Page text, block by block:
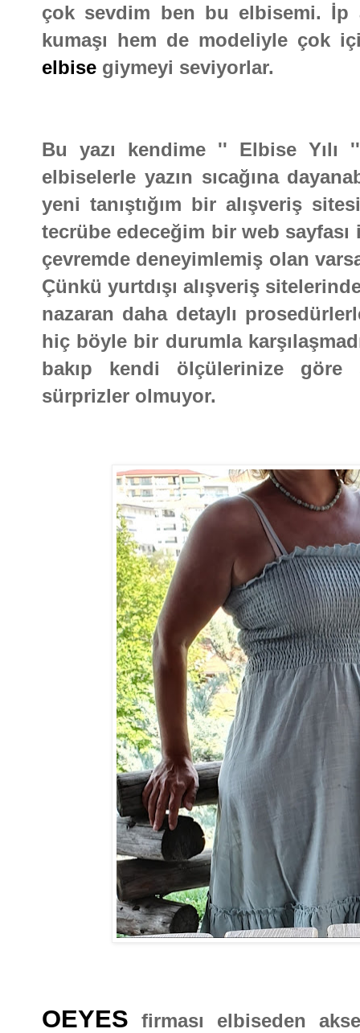
çok sevdim ben bu elbisemi. İp
kumaşı hem de modeliyle çok
elbise giymeyi seviyorlar.
Bu yazı kendime '' Elbise
elbiselerle yazın sıcağına
yeni tanıştığım bir alışveriş
tecrübe edeceğim bir web sayfası
çevremde deneyimlemiş olan
Çünkü yurtdışı alışveriş
nazaran daha detaylı
hiç böyle bir durumla
bakıp kendi ölçülerinize göre
sürprizler olmuyor.
OEYES firması elbiseden